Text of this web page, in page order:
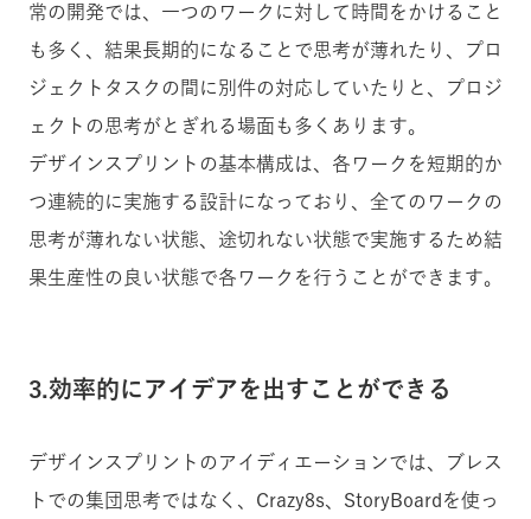
常の開発では、一つのワークに対して時間をかけること
も多く、結果長期的になることで思考が薄れたり、プロ
ジェクトタスクの間に別件の対応していたりと、プロジ
ェクトの思考がとぎれる場面も多くあります。
デザインスプリントの基本構成は、各ワークを短期的か
つ連続的に実施する設計になっており、全てのワークの
思考が薄れない状態、途切れない状態で実施するため結
果生産性の良い状態で各ワークを行うことができます。
3.効率的にアイデアを出すことができる
デザインスプリントのアイディエーションでは、ブレス
トでの集団思考ではなく、Crazy8s、StoryBoardを使っ